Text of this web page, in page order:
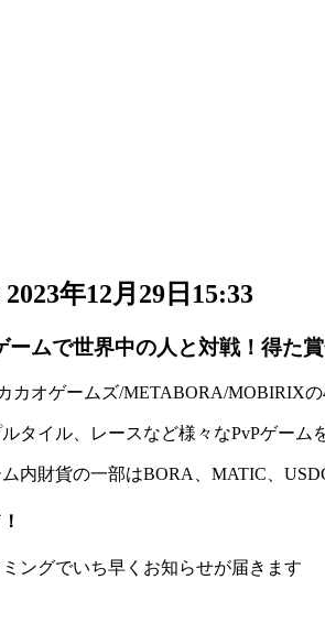
2023年12月29日15:33
ムで世界中の人と対戦！得た
カオゲームズ/METABORA/MOBIRIX
タイル、レースなど様々なPvPゲーム
内財貨の一部はBORA、MATIC、
ングでいち早くお知らせが届きます